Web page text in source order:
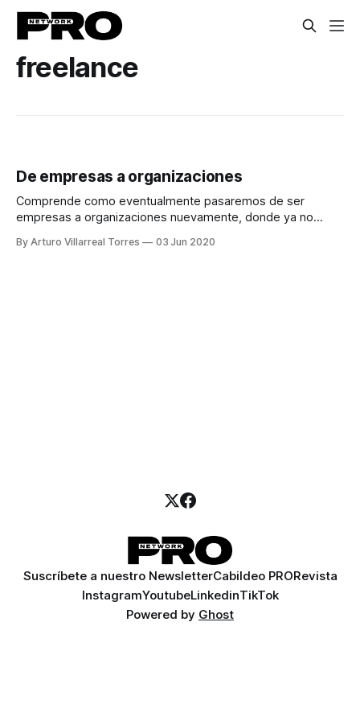
freelance
De empresas a organizaciones
Comprende como eventualmente pasaremos de ser
empresas a organizaciones nuevamente, donde ya no
By Arturo Villarreal Torres 03 Jun 2020
Suscríbete a nuestro NewsletterCabildeo PRORevista
InstagramYoutubeLinkedinTikTok
Powered by Ghost